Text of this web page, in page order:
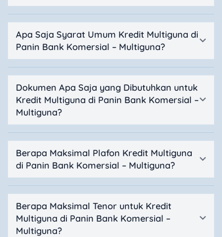
Apa Saja Syarat Umum Kredit Multiguna di
Panin Bank Komersial – Multiguna?
Dokumen Apa Saja yang Dibutuhkan untuk
Kredit Multiguna di Panin Bank Komersial –
Multiguna?
Berapa Maksimal Plafon Kredit Multiguna
di Panin Bank Komersial – Multiguna?
Berapa Maksimal Tenor untuk Kredit
Multiguna di Panin Bank Komersial –
Multiguna?